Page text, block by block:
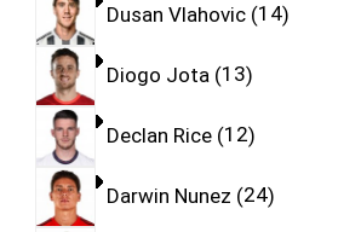
Dusan Vlahovic 14
Diogo Jota 13
Declan Rice 12
Darwin Nunez 24